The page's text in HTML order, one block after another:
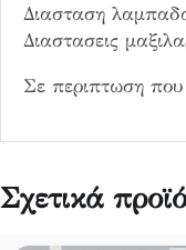
Διασταση
Διαστασεις
Σε περιπτωση που
Σχετικά